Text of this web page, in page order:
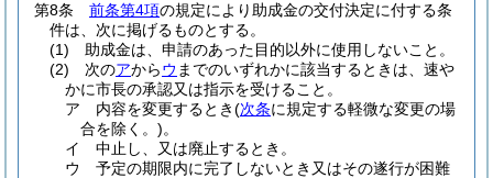
第8条
前条第4項の規定により助成金の交付決定に付する条
件は、次に掲げるものとする。
(1)
助成金は、申請のあった目的以外に使用しないこと。
(2)
次のアからウ までのいずれかに該当するときは、速や
かに市長の承認又は指示を受けること。
ア
内容を変更するとき(次条に規定する軽微な変更の場
合を除く。)。
イ
中止し、又は廃止するとき。
ウ
予定の期限内に完了しないとき又はその遂行が困難